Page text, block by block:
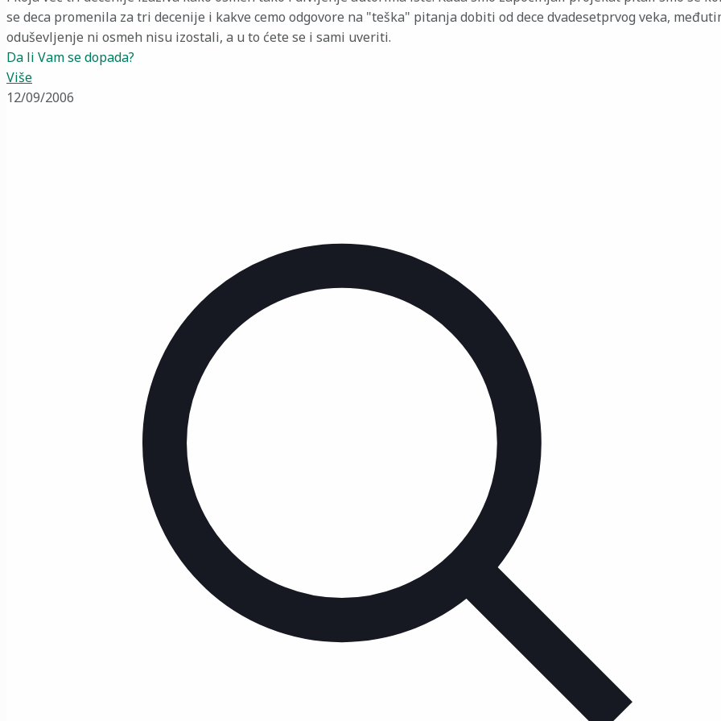
se deca promenila za tri decenije i kakve cemo odgovore na "teška" pitanja dobiti od dece dvadesetprvog veka,
oduševljenje ni osmeh nisu izostali, a u to ćete se i sami uveriti.
Da li Vam se dopada?
Više
12/09/2006